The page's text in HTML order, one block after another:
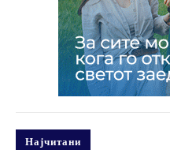
Најчитани